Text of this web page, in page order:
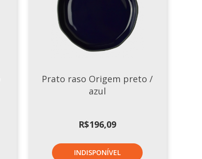
Prato raso Origem preto /
azul
R$196,09
INDISPONÍVEL